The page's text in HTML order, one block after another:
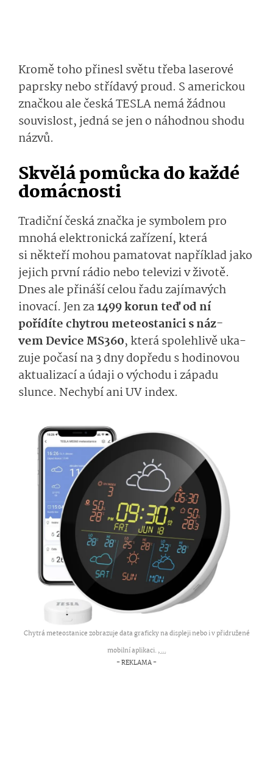
Kromě toho přinesl světu třebalaserové
paprsky nebo střídavý proud. S americ­kou
značkou ale česká TESLA nemá žádnou
souvislost, jedná se jen o náhodnou shodu
názvů.
Skvělá pomůcka do každé
domácnosti
Tradiční česká značka je symbolem pro
mnohá elektronická zařízení, která
siněkteří mohou pamatovat napříkladjako
jejich první rádio nebo televiziv ži­votě.
Dnes ale přinášícelou­řadu zajímavých
inovací. Jen za1499 korunteďod ní
pořídítechytrou meteostanicis náz­
vemDeviceMS360, která spolehlivěuka­
zujepočasí na 3 dny dopředushodi­novou
aktualizacíaú­daji o východu i západu
slunce. Nechybí aniUV index.
Chytrá meteostanice zobrazuje data graficky na displeji nebo i v přidružené
mobilní aplikaci. ,...